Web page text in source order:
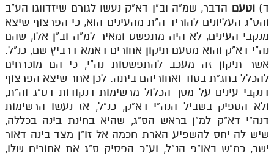
ד)וטעם הדבר, שמ"ה וב"ן דא"ק נעשו לגורם שיזדווגו הע"ב
והס"ג העליונים להוריד ה"ת מהעינים הוא, כי הפרצוף שיצא
מנקבי העינים, לא היה מתפשט ומאיר למ"ה וב"ן אלו, שהם
נה"י דא"ק והוא מטעם תיקון אחורים דאמא דרביץ שם, כנ"ל.
אשר תיקון זה מעכב להתפשטות נה"י, כי הם מוכרחים
להכלל בחג"ת בסוד ואחוריהם ביתה. לכן אחר שיצא הפרצוף
דנקבי עינים על מסך הכלול מרשימות דנקודות דס"ג וה"ת,
ולא הספיק בשביל הנה"י דא"ק, כנ"ל, אז נעשו הרשימות
דנה"י דא"ק למ"ן בראש הס"ג, שהיא בחינת בינה בכללה,
שיש לה יחס להשפיע הארת חכמה אל זו"ן מצד בינה דאור
ישר, כמ"ש באו"פ הנ"ל, וע"כ הפסיק ס"ג את אחורים שלו,